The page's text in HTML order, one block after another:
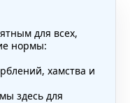
для всех,
нормы:
хамства и
здесь для